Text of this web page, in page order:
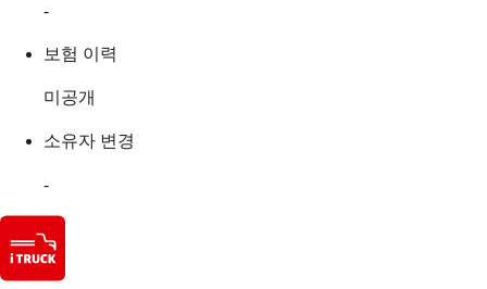
-
보험 이력
미공개
소유자 변경
-